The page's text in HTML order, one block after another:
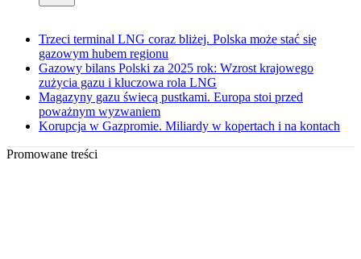
Trzeci terminal LNG coraz bliżej. Polska może stać się
gazowym hubem regionu
Gazowy bilans Polski za 2025 rok: Wzrost krajowego
zużycia gazu i kluczowa rola LNG
Magazyny gazu świecą pustkami. Europa stoi przed
poważnym wyzwaniem
Korupcja w Gazpromie. Miliardy w kopertach i na kontach
Promowane treści